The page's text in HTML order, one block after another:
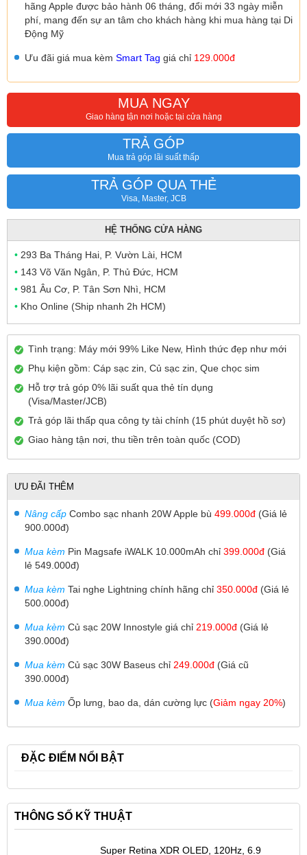
hãng Apple được bảo hành 06 tháng, đổi mới 33 ngày miễn
phí, mang đến sự an tâm cho khách hàng khi mua hàng tại Di
Động Mỹ
Ưu đãi giá mua kèm Smart Tag giá chỉ 129.000đ
MUA NGAY
Giao hàng tận nơi hoặc tại cửa hàng
TRẢ GÓP
Mua trả góp lãi suất thấp
TRẢ GÓP QUA THẺ
Visa, Master, JCB
HỆ THỐNG CỬA HÀNG
• 293 Ba Tháng Hai, P. Vườn Lài, HCM
• 143 Võ Văn Ngân, P. Thủ Đức, HCM
• 981 Âu Cơ, P. Tân Sơn Nhì, HCM
• Kho Online (Ship nhanh 2h HCM)
Tình trạng: Máy mới 99% Like New, Hình thức đẹp như mới
Phụ kiện gồm: Cáp sạc zin, Củ sạc zin, Que chọc sim
Hỗ trợ trả góp 0% lãi suất qua thẻ tín dụng
(Visa/Master/JCB)
Trả góp lãi thấp qua công ty tài chính (15 phút duyệt hồ sơ)
Giao hàng tận nơi, thu tiền trên toàn quốc (COD)
ƯU ĐÃI THÊM
Nâng cấp Combo sạc nhanh 20W Apple bù 499.000đ (Giá lẻ
900.000đ)
Mua kèm Pin Magsafe iWALK 10.000mAh chỉ 399.000đ (Giá
lẻ 549.000đ)
Mua kèm Tai nghe Lightning chính hãng chỉ 350.000đ (Giá lẻ
500.000đ)
Mua kèm Củ sạc 20W Innostyle giá chỉ 219.000đ (Giá lẻ
390.000đ)
Mua kèm Củ sạc 30W Baseus chỉ 249.000đ (Giá cũ
390.000đ)
Mua kèm Ốp lưng, bao da, dán cường lực (Giảm ngay 20%)
ĐẶC ĐIỂM NỔI BẬT
THÔNG SỐ KỸ THUẬT
Super Retina XDR OLED, 120Hz, 6.9